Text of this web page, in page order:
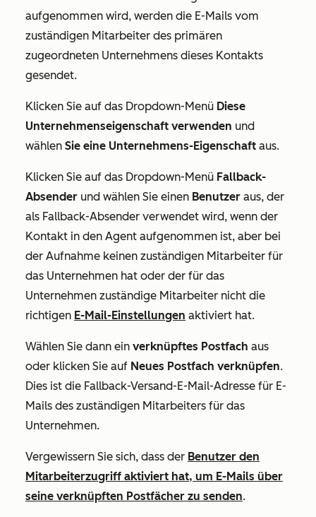
aufgenommen wird, werden die E-Mails vom
zuständigen Mitarbeiter des primären
zugeordneten Unternehmens dieses Kontakts
gesendet.
Klicken Sie auf das Dropdown-Menü Diese
Unternehmenseigenschaft verwenden und
wählen Sie eine Unternehmens-Eigenschaft aus.
Klicken Sie auf das Dropdown-Menü Fallback-
Absender und wählen Sie einen Benutzer aus, der
als Fallback-Absender verwendet wird, wenn der
Kontakt in den Agent aufgenommen ist, aber bei
der Aufnahme keinen zuständigen Mitarbeiter für
das Unternehmen hat oder der für das
Unternehmen zuständige Mitarbeiter nicht die
richtigen E-Mail-Einstellungen aktiviert hat.
Wählen Sie dann ein verknüpftes Postfach aus
oder klicken Sie auf Neues Postfach verknüpfen.
Dies ist die Fallback-Versand-E-Mail-Adresse für E-
Mails des zuständigen Mitarbeiters für das
Unternehmen.
Vergewissern Sie sich, dass der Benutzer den
Mitarbeiterzugriff aktiviert hat, um E-Mails über
seine verknüpften Postfächer zu senden.